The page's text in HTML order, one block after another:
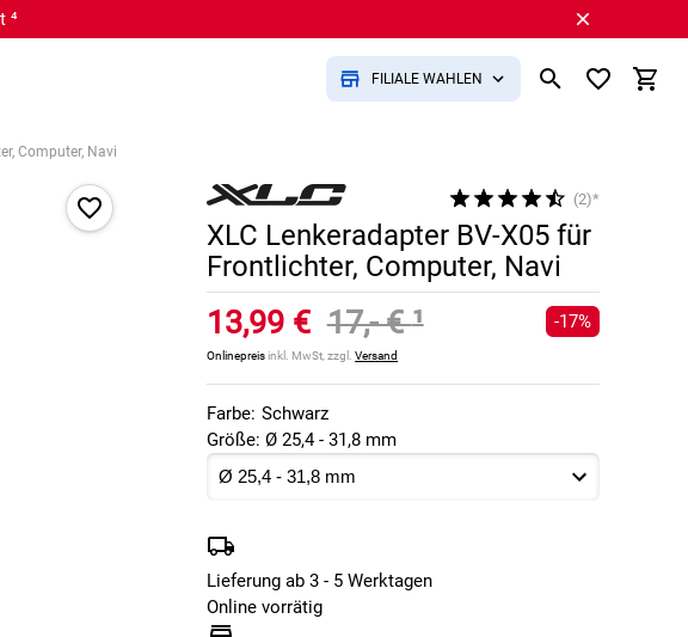
⁴
FILIALE WÄHLEN
Computer, Navi
(2)*
XLC Lenkeradapter BV-X05 für
Frontlichter, Computer, Navi
13,99 € 17,- €¹
Onlinepreisinkl. MwSt, zzgl.Versand
-17%
Farbe: Schwarz
Größe: Ø 25,4 - 31,8 mm
Lieferung ab 3 - 5 Werktagen
Online vorrätig